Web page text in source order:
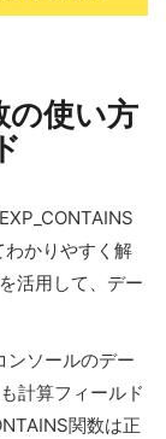
の使い方
かりやすく解
活用して、デー
ソールのデー
計算フィールド
関数は正